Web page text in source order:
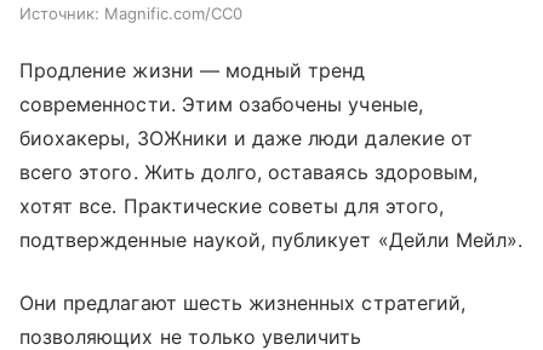
Источник: Magnific.com/CC0
Продление жизни — модный тренд
современности. Этим озабочены ученые,
биохакеры, ЗОЖники и даже люди далекие от
всего этого. Жить долго, оставаясь здоровым,
хотят все. Практические советы для этого,
подтвержденные наукой, публикует «Дейли Мейл».
Они предлагают шесть жизненных стратегий,
позволяющих не только увеличить